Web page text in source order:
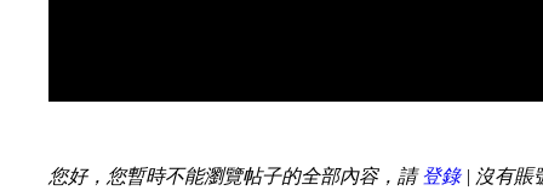
您好，您暫時不能瀏覽帖子的全部內容，請登錄| 沒有賬